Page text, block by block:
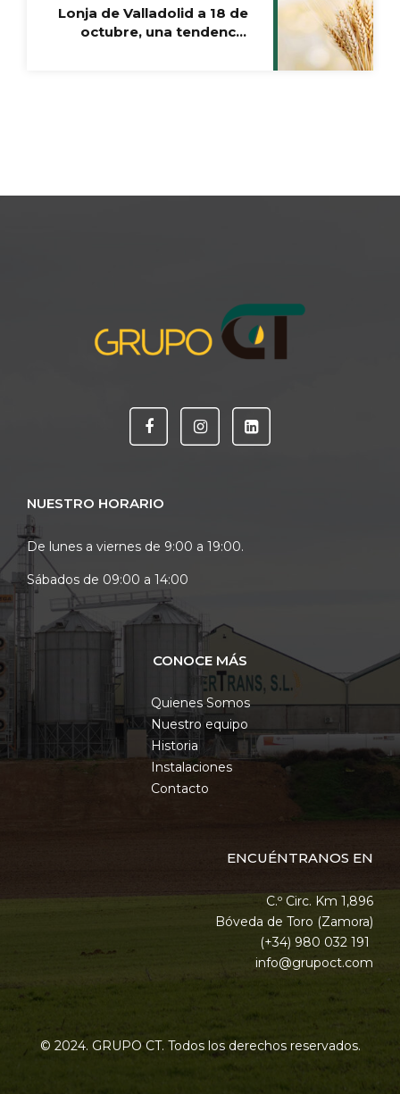
Lonja de Valladolid a 18 de
octubre, una tendencia
NUESTRO HORARIO
De lunes a viernes de 9:00 a 19:00.
Sábados de 09:00 a 14:00
CONOCE MÁS
Quienes Somos
Nuestro equipo
Historia
Instalaciones
Contacto
ENCUÉNTRANOS EN
C.º Circ. Km 1,896
Bóveda de Toro (Zamora)
(+34) 980 032 191
info@grupoct.com
© 2024. GRUPO CT. Todos los derechos reservados.